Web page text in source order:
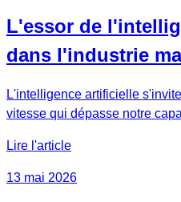
L'essor de
dans l'industrie
L'intelligence artificielle
vitesse qui dépasse notre
Lire l'article
13 mai 2026